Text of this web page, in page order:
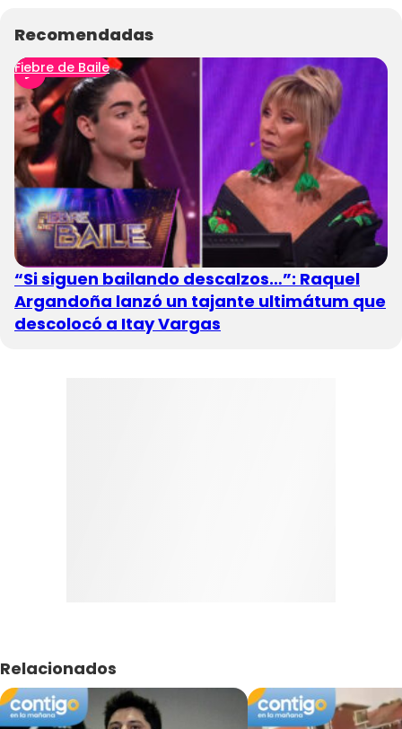
Recomendadas
Fiebre de Baile
“Si siguen bailando descalzos…”: Raquel
Argandoña lanzó un tajante ultimátum que
descolocó a Itay Vargas
Relacionados